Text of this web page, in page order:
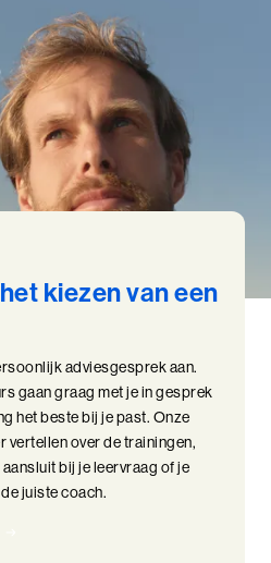
kiezen van een
adviesgesprek aan.
gaan graag met je in gesprek
het beste bij je past. Onze
vertellen over de trainingen,
bij je leervraag of je
juiste coach.